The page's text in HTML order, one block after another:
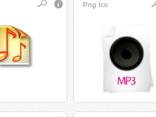
Png Ico